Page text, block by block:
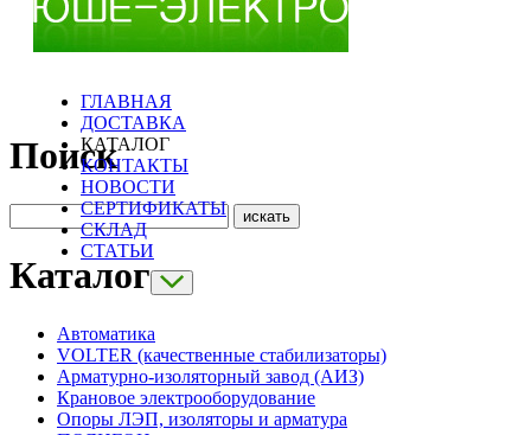
ГЛАВНАЯ
ДОСТАВКА
КАТАЛОГ
КОНТАКТЫ
НОВОСТИ
СЕРТИФИКАТЫ
СКЛАД
СТАТЬИ
Поиск
Каталог
Автоматика
VOLTER (качественные стабилизаторы)
Арматурно-изоляторный завод (АИЗ)
Крановое электрооборудование
Опоры ЛЭП, изоляторы и арматура